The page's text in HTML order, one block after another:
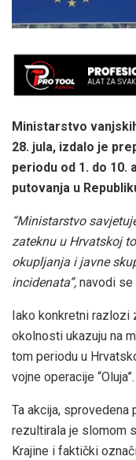
Ministarstvo
28. jula, izdalo je
periodu od 1. do 10.
putovanja u
“Ministarstvo
zateknu u Hrvatskoj
okupljanja i javne
incidenata”, navodi se
Iako konkretni razlozi
okolnosti ukazuju na
tom periodu u
vojne operacije “Oluja”.
Ta akcija, sprovedena
rezultirala je slomom
Krajine i faktički